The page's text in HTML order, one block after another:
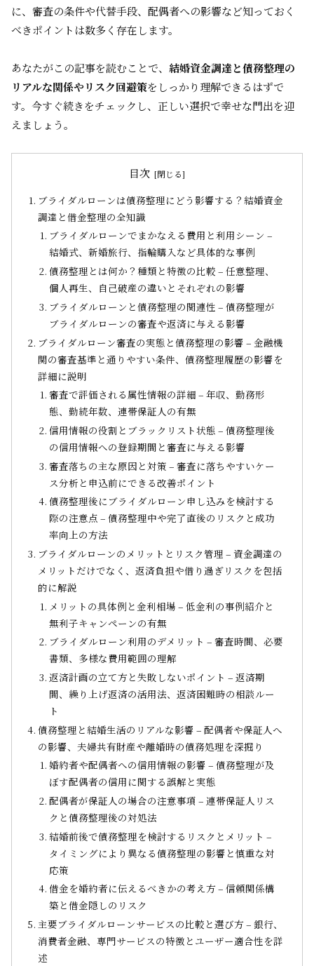
に、審査の条件や代替手段、配偶者への影響など知っておく
べきポイントは数多く存在します。
あなたがこの記事を読むことで、 結婚資金調達と債務整理の
リアルな関係やリスク回避策をしっかり理解できるはずで
す。今すぐ続きをチェックし、正しい選択で幸せな門出を迎
えましょう。
目次
ブライダルローンは債務整理にどう影響する？結婚資金
調達と借金整理の全知識
ブライダルローンでまかなえる費用と利用シーン –
結婚式、新婚旅行、指輪購入など具体的な事例
債務整理とは何か？種類と特徴の比較 – 任意整理、
個人再生、自己破産の違いとそれぞれの影響
ブライダルローンと債務整理の関連性 – 債務整理が
ブライダルローンの審査や返済に与える影響
ブライダルローン審査の実態と債務整理の影響 – 金融機
関の審査基準と通りやすい条件、債務整理履歴の影響を
詳細に説明
審査で評価される属性情報の詳細 – 年収、勤務形
態、勤続年数、連帯保証人の有無
信用情報の役割とブラックリスト状態 – 債務整理後
の信用情報への登録期間と審査に与える影響
審査落ちの主な原因と対策 – 審査に落ちやすいケー
ス分析と申込前にできる改善ポイント
債務整理後にブライダルローン申し込みを検討する
際の注意点 – 債務整理中や完了直後のリスクと成功
率向上の方法
ブライダルローンのメリットとリスク管理 – 資金調達の
メリットだけでなく、返済負担や借り過ぎリスクを包括
的に解説
メリットの具体例と金利相場 – 低金利の事例紹介と
無利子キャンペーンの有無
ブライダルローン利用のデメリット – 審査時間、必要
書類、多様な費用範囲の理解
返済計画の立て方と失敗しないポイント – 返済期
間、繰り上げ返済の活用法、返済困難時の相談ルー
ト
債務整理と結婚生活のリアルな影響 – 配偶者や保証人へ
の影響、夫婦共有財産や離婚時の債務処理を深掘り
婚約者や配偶者への信用情報の影響 – 債務整理が及
ぼす配偶者の信用に関する誤解と実態
配偶者が保証人の場合の注意事項 – 連帯保証人リス
クと債務整理後の対処法
結婚前後で債務整理を検討するリスクとメリット –
タイミングにより異なる債務整理の影響と慎重な対
応策
借金を婚約者に伝えるべきかの考え方 – 信頼関係構
築と借金隠しのリスク
主要ブライダルローンサービスの比較と選び方 – 銀行、
消費者金融、専門サービスの特徴とユーザー適合性を詳
述